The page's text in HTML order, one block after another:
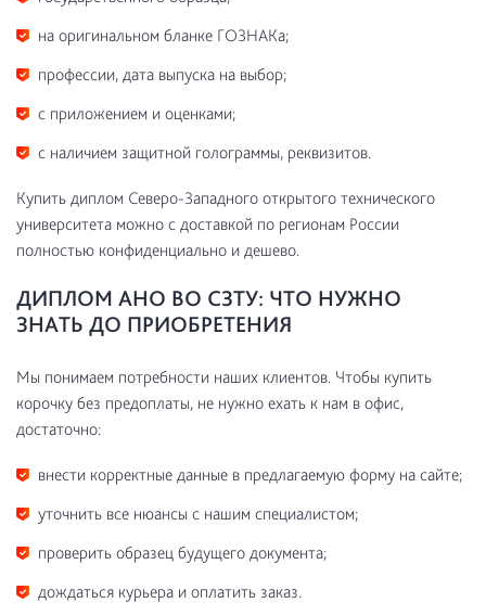
на оригинальном бланке ГОЗНАКа;
профессии, дата выпуска на выбор;
с приложением и оценками;
с наличием защитной голограммы, реквизитов.
Купить диплом Северо-Западного открытого технического
университета можно с доставкой по регионам России
полностью конфиденциально и дешево.
ДИПЛОМ АНО ВО СЗТУ: ЧТО НУЖНО
ЗНАТЬ ДО ПРИОБРЕТЕНИЯ
Мы понимаем потребности наших клиентов. Чтобы купить
корочку без предоплаты, не нужно ехать к нам в офис,
достаточно:
внести корректные данные в предлагаемую форму на сайте;
уточнить все нюансы с нашим специалистом;
проверить образец будущего документа;
дождаться курьера и оплатить заказ.